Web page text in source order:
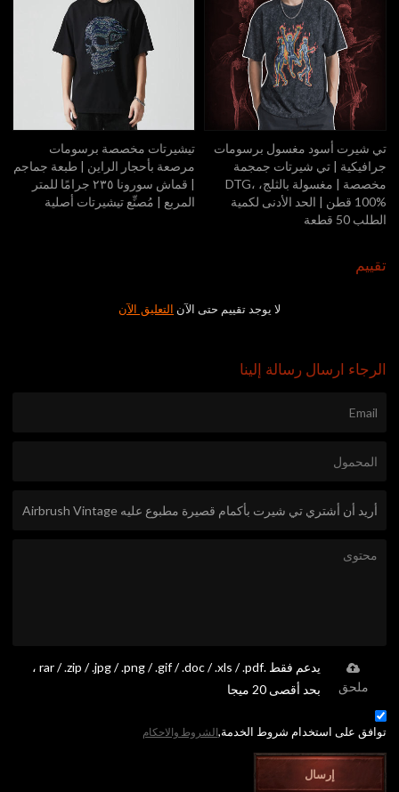
تي شيرت أسود مغسول برسومات
جرافيكية | تي شيرتات جمجمة
مخصصة | مغسولة بالثلج، DTG،
100% قطن | الحد الأدنى لكمية
الطلب 50 قطعة
تيشيرتات مخصصة برسومات
مرصعة بأحجار الراين | طبعة جماجم
| قماش سورونا ٢٣٥ جرامًا للمتر
المربع | مُصنِّع تيشيرتات أصلية
تقييم
لا يوجد تقييم حتى الآن التعليق الآن
الرجاء ارسال رسالة إلينا
يدعم فقط .rar / .zip / .jpg / .png / .gif / .doc / .xls / .pdf ،
بحد أقصى 20 ميجا
ملحق
توافق على استخدام شروط الخدمة,الشروط والاحكام
إرسال